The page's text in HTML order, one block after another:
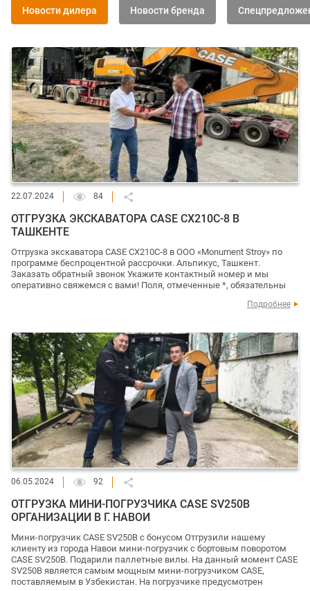
Новости дилера Новости бренда
22.07.2024 84
ОТГРУЗКА ЭКСКАВАТОРА CASE CX210C-8 В
ТАШКЕНТЕ
Отгрузка экскаватора CASE CX210C-8 в ООО «Monument Stroy» по
программе беспроцентной рассрочки. Альпикус, Ташкент.
Заказать обратный звонок Укажите контактный номер и мы
оперативно свяжемся с вами! Поля, отмеченные *, обязательны
Подробнее
06.05.2024 92
ОТГРУЗКА МИНИ-ПОГРУЗЧИКА CASE SV250B
ОРГАНИЗАЦИИ В Г. НАВОИ
Мини-погрузчик CASE SV250B с бонусом Отгрузили нашему
клиенту из города Навои мини-погрузчик с бортовым поворотом
CASE SV250B. Подарили паллетные вилы. На данный момент CASE
SV250B является самым мощным мини-погрузчиком CASE,
поставляемым в Узбекистан. На погрузчике предусмотрен